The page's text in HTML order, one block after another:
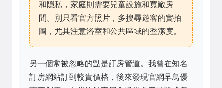
和隱私，家庭則需要兒童設施和寬敞房
間。別只看官方照片，多搜尋遊客的實拍
圖，尤其注意浴室和公共區域的整潔度。
另一個常被忽略的點是訂房管道。我曾在知名
訂房網站訂到較貴價格，後來發現官網早鳥優